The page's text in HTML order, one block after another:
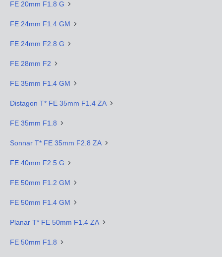
FE 20mm F1.8 G
FE 24mm F1.4 GM
FE 24mm F2.8 G
FE 28mm F2
FE 35mm F1.4 GM
Distagon T* FE 35mm F1.4 ZA
FE 35mm F1.8
Sonnar T* FE 35mm F2.8 ZA
FE 40mm F2.5 G
FE 50mm F1.2 GM
FE 50mm F1.4 GM
Planar T* FE 50mm F1.4 ZA
FE 50mm F1.8